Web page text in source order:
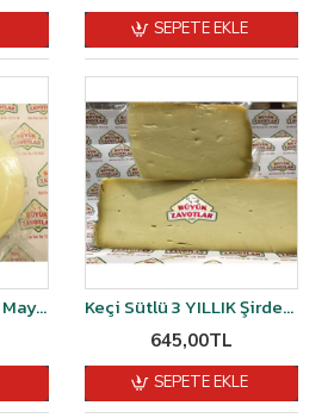
SEPETE EKLE
Kolot Peyniri Şirden Mayalı 1 kg Keçi Sütlü 3 YILLIK Şirden Mayalı Eski Kaşar Peyniri Vakumlu 1 kg
645,00TL
SEPETE EKLE